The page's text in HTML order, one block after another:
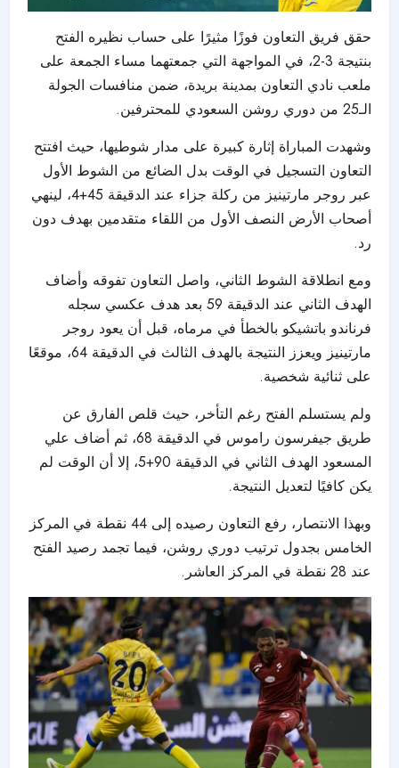
حقق فريق التعاون فوزًا مثيرًا على حساب نظيره الفتح
بنتيجة 3-2، في المواجهة التي جمعتهما مساء الجمعة على
ملعب نادي التعاون بمدينة بريدة، ضمن منافسات الجولة
الـ25 من دوري روشن السعودي للمحترفين.
وشهدت المباراة إثارة كبيرة على مدار شوطيها، حيث افتتح
التعاون التسجيل في الوقت بدل الضائع من الشوط الأول
عبر روجر مارتينيز من ركلة جزاء عند الدقيقة 45+4، لينهي
أصحاب الأرض النصف الأول من اللقاء متقدمين بهدف دون
رد.
ومع انطلاقة الشوط الثاني، واصل التعاون تفوقه وأضاف
الهدف الثاني عند الدقيقة 59 بعد هدف عكسي سجله
فرناندو باتشيكو بالخطأ في مرماه، قبل أن يعود روجر
مارتينيز ويعزز النتيجة بالهدف الثالث في الدقيقة 64، موقعًا
على ثنائية شخصية.
ولم يستسلم الفتح رغم التأخر، حيث قلص الفارق عن
طريق جيفرسون راموس في الدقيقة 68، ثم أضاف علي
المسعود الهدف الثاني في الدقيقة 90+5، إلا أن الوقت لم
يكن كافيًا لتعديل النتيجة.
وبهذا الانتصار، رفع التعاون رصيده إلى 44 نقطة في المركز
الخامس بجدول ترتيب دوري روشن، فيما تجمد رصيد الفتح
عند 28 نقطة في المركز العاشر.